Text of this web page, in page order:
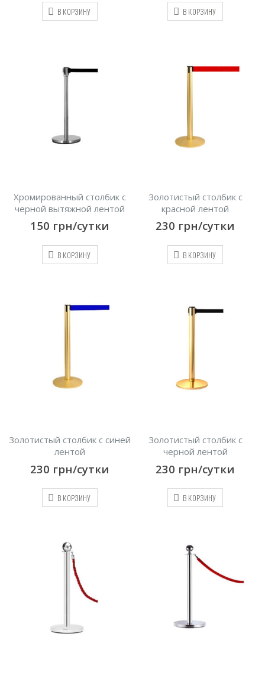
В КОРЗИНУ В КОРЗИНУ
Хромированный столбик с
черной вытяжной лентой
150 грн/сутки
В КОРЗИНУ
Золотистый столбик с
красной лентой
230 грн/сутки
В КОРЗИНУ
Золотистый столбик с синей
лентой
230 грн/сутки
В КОРЗИНУ
Золотистый столбик с
черной лентой
230 грн/сутки
В КОРЗИНУ